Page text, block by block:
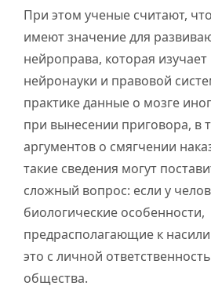
При этом ученые считают,
имеют значение для
нейроправа, которая
нейронауки и правовой
практике данные о мозге
при вынесении приговора, в
аргументов о смягчении
такие сведения могут
сложный вопрос: если у
биологические особенности,
предрасполагающие к
это с личной
общества.